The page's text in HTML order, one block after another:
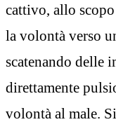
cattivo, allo
la volontà verso
scatenando delle
direttamente
volontà al male.